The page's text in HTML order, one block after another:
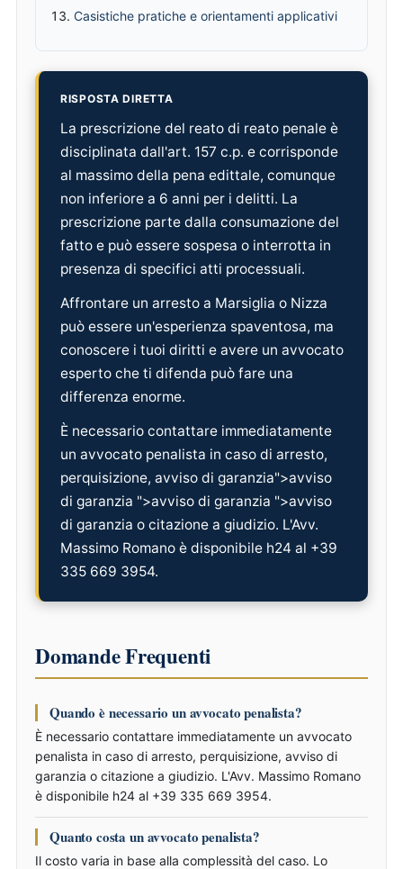
Casistiche pratiche e orientamenti applicativi
RISPOSTA DIRETTA
La prescrizione del reato di reato penale è
disciplinata dall'art. 157 c.p. e corrisponde
al massimo della pena edittale, comunque
non inferiore a 6 anni per i delitti. La
prescrizione parte dalla consumazione del
fatto e può essere sospesa o interrotta in
presenza di specifici atti processuali.
Affrontare un arresto a Marsiglia o Nizza
può essere un'esperienza spaventosa, ma
conoscere i tuoi diritti e avere un avvocato
esperto che ti difenda può fare una
differenza enorme.
È necessario contattare immediatamente
un avvocato penalista in caso di arresto,
perquisizione, avviso di garanzia">avviso
di garanzia ">avviso di garanzia ">avviso
di garanzia o citazione a giudizio. L'Avv.
Massimo Romano è disponibile h24 al +39
335 669 3954.
Domande Frequenti
Quando è necessario un avvocato penalista?
È necessario contattare immediatamente un avvocato
penalista in caso di arresto, perquisizione, avviso di
garanzia o citazione a giudizio. L'Avv. Massimo Romano
è disponibile h24 al +39 335 669 3954.
Quanto costa un avvocato penalista?
Il costo varia in base alla complessità del caso. Lo